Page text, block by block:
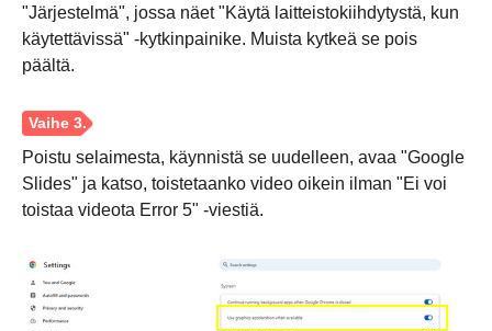
Vaihe 2.
"Järjestelmä", jossa näet "Käytä laitteistokiihdytystä, kun
käytettävissä" -kytkinpainike. Muista kytkeä se pois
päältä.
Poistu selaimesta, käynnistä se uudelleen, avaa "Google
Slides" ja katso, toistetaanko video oikein ilman "Ei voi
toistaa videota Error 5" -viestiä.